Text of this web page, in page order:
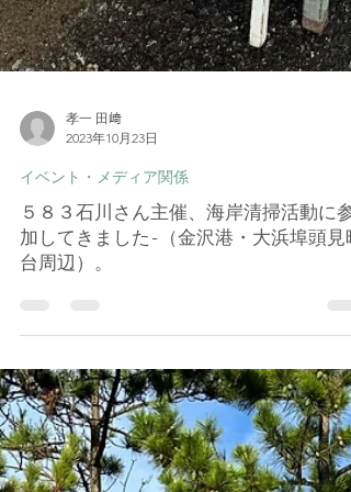
2023年10月23日
イベント・メディア関係
５８３石川さん主催、海岸清掃活動に参